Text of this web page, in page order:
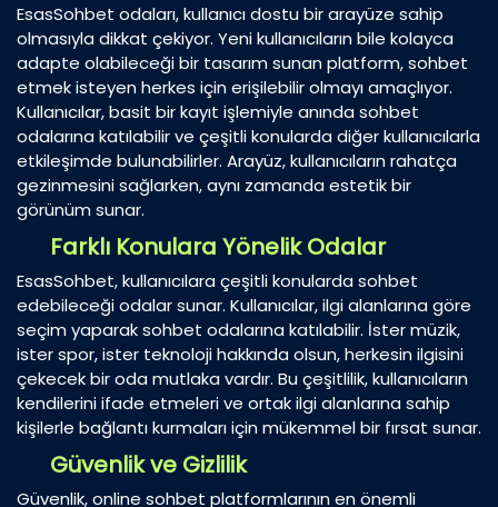
EsasSohbet odaları, kullanıcı dostu bir arayüze sahip
olmasıyla dikkat çekiyor. Yeni kullanıcıların bile kolayca
adapte olabileceği bir tasarım sunan platform, sohbet
etmek isteyen herkes için erişilebilir olmayı amaçlıyor.
Kullanıcılar, basit bir kayıt işlemiyle anında sohbet
odalarına katılabilir ve çeşitli konularda diğer kullanıcılarla
etkileşimde bulunabilirler. Arayüz, kullanıcıların rahatça
gezinmesini sağlarken, aynı zamanda estetik bir
görünüm sunar.
Farklı Konulara Yönelik Odalar
EsasSohbet, kullanıcılara çeşitli konularda sohbet
edebileceği odalar sunar. Kullanıcılar, ilgi alanlarına göre
seçim yaparak sohbet odalarına katılabilir. İster müzik,
ister spor, ister teknoloji hakkında olsun, herkesin ilgisini
çekecek bir oda mutlaka vardır. Bu çeşitlilik, kullanıcıların
kendilerini ifade etmeleri ve ortak ilgi alanlarına sahip
kişilerle bağlantı kurmaları için mükemmel bir fırsat sunar.
Güvenlik ve Gizlilik
Güvenlik, online sohbet platformlarının en önemli